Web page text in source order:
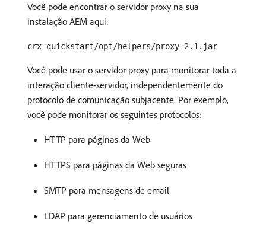
Você pode encontrar o servidor proxy na sua
instalação AEM aqui:
crx-quickstart/opt/helpers/proxy-2.1.jar
Você pode usar o servidor proxy para monitorar toda a
interação cliente-servidor, independentemente do
protocolo de comunicação subjacente. Por exemplo,
você pode monitorar os seguintes protocolos:
HTTP para páginas da Web
HTTPS para páginas da Web seguras
SMTP para mensagens de email
LDAP para gerenciamento de usuários